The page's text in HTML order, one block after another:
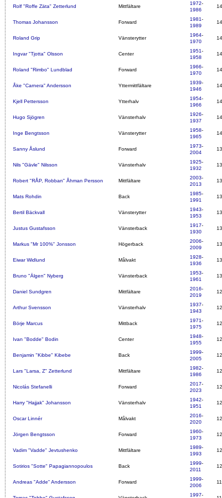
Rolf "Roffe Zäta" Zetterlund Mittfältare
1972-
1986
Thomas Johansson Forward
1981-
1989
Roland Grip Vänsterytter
1964-
1970
Ingvar "Tjotta" Olsson Center
1951-
1958
Roland "Rimbo" Lundblad Forward
1966-
1970
Åke "Carnera" Andersson Yttermittfältare
1939-
1946
Kjell Pettersson Ytterhalv
1954-
1966
Hugo Sjögren Vänsterhalv
1926-
1937
Inge Bengtsson Vänsterytter
1958-
1965
Sanny Åslund Forward
1973-
2004
Nils "Gävle" Nilsson Vänsterhalv
1925-
1932
Robert "RÅP, Robban" Åhman Persson Mittfältare
2003-
2013
Mats Rohdin Back
1985-
1991
Bertil Bäckvall Vänsterytter
1943-
1953
Justus Gustafsson Vänsterback
1917-
1930
Markus "Mr 100%" Jonsson Högerback
2006-
2009
Eiwar Widlund Målvakt
1928-
1936
Bruno "Älgen" Nyberg Vänsterback
1953-
1961
Daniel Sundgren Mittfältare
2016-
2019
Arthur Svensson Vänsterhalv
1937-
1943
Börje Marcus Mittback
1971-
1975
Ivan "Bodde" Bodin Center
1948-
1955
Benjamin "Kibbe" Kibebe Back
1999-
2005
Lars "Larsa, Z" Zetterlund Mittfältare
1982-
1986
Nicolás Stefanelli Forward
2017-
2023
Harry "Hajjak" Johansson Vänsterhalv
1942-
1951
Oscar Linnér Målvakt
2016-
2020
Jörgen Bengtsson Forward
1960-
1973
Vadim "Vadde" Jevtushenko Mittfältare
1989-
1993
Sotirios "Sotte" Papagiannopoulos Back
1999-
2011
Andreas "Adde" Andersson Forward
1999-
2006
1997-